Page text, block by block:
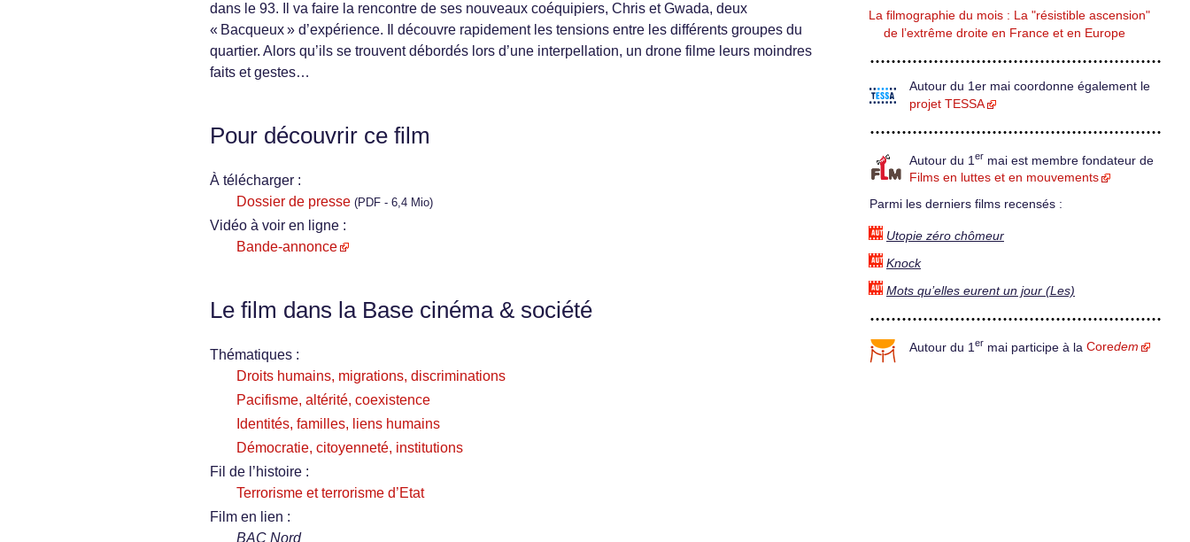
dans le 93. Il va faire la rencontre de ses nouveaux coéquipiers, Chris et Gwada, deux
« Bacqueux » d’expérience. Il découvre rapidement les tensions entre les différents groupes du
quartier. Alors qu’ils se trouvent débordés lors d’une interpellation, un drone filme leurs moindres
faits et gestes…
Pour découvrir ce film
À télécharger :
Dossier de presse (PDF - 6,4 Mio)
Vidéo à voir en ligne :
Bande-annonce
Le film dans la Base cinéma & société
Thématiques :
Droits humains, migrations, discriminations
Pacifisme, altérité, coexistence
Identités, familles, liens humains
Démocratie, citoyenneté, institutions
Fil de l’histoire :
Terrorisme et terrorisme d’Etat
Film en lien :
BAC Nord
La filmographie du mois : La "résistible ascension"
de l’extrême droite en France et en Europe
Autour du 1er mai coordonne également le
projet TESSA
Autour du 1 er mai est membre fondateur de
Films en luttes et en mouvements
Parmi les derniers films recensés :
Utopie zéro chômeur
Knock
Mots qu’elles eurent un jour (Les)
Autour du 1 er mai participe à la Coredem